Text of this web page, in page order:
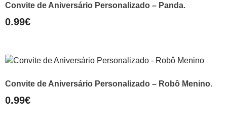
Convite de Aniversário Personalizado – Panda.
0.99€
Convite de Aniversário Personalizado – Robô Menino.
0.99€